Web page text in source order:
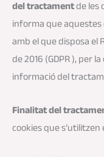
del tractamentde les
informa que
amb el que disposa el
de 2016 (GDPR ), per
informació del
Finalitat del
cookies que s’utilitzen